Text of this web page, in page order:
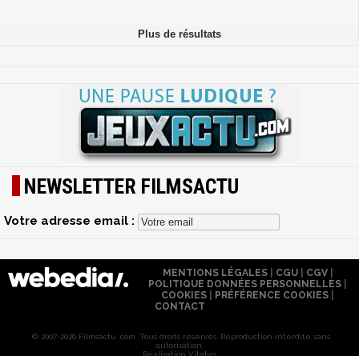
NEWSLETTER FILMSACTU
Votre adresse email :
MENTIONS LÉGALES| CGU| CGV|
POLITIQUE DONNÉES PERSONNELLES
COOKIES
PRÉFÉRENCE COOKIES
CONTACT
© 2007-2026 Filmsactu .com. Tous droits réservés. Reproduction interdite sans
autorisation.
Réalisation Vitalyn